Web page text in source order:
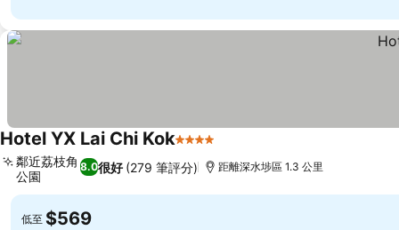
Hotel YX Lai Chi Kok4 星級
8.0很好 (279 筆評分)
鄰近荔枝角
公園
距離深水埗區 1.3 公里
低至 $569